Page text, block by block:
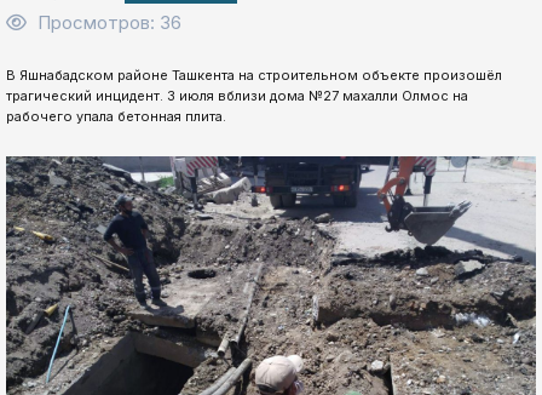
Просмотров: 36
В Яшнабадском районе Ташкента на строительном объекте произошёл
трагический инцидент. 3 июля вблизи дома №27 махалли Олмос на
рабочего упала бетонная плита.